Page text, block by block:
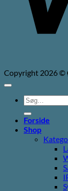
Copyright 2026 ©
Søg
efter:
Forside
Shop